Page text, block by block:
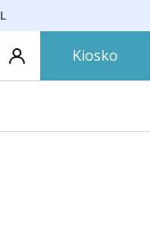
Lío Athletic-Osasuna
Kiosko